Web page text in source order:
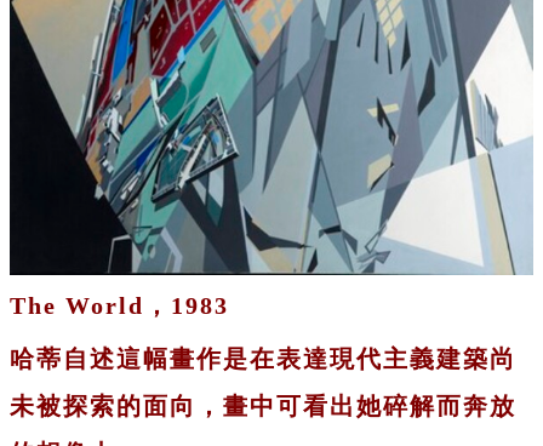
The World，1983
哈蒂自述這幅畫作是在表達現代主義建築尚
未被探索的面向，畫中可看出她碎解而奔放